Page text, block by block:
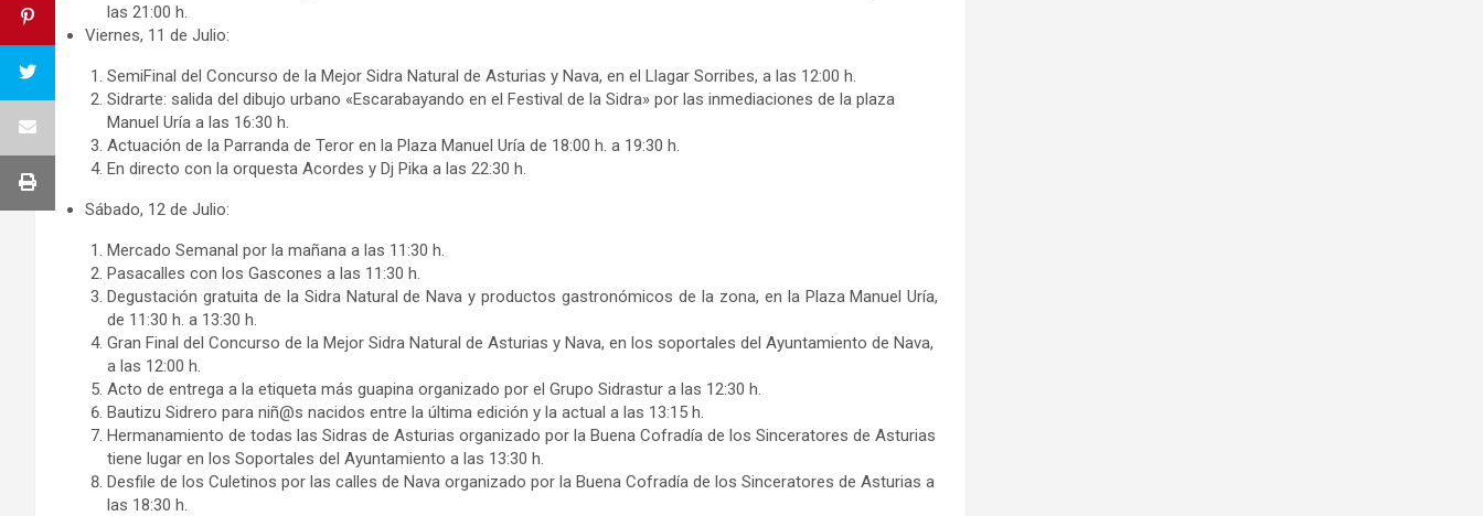
las 21:00 h.
Viernes, 11 de Julio:
SemiFinal del Concurso de la Mejor Sidra Natural de Asturias y Nava, en el Llagar Sorribes, a las 12:00 h.
Sidrarte: salida del dibujo urbano «Escarabayando en el Festival de la Sidra» por las inmediaciones de la plaza
Manuel Uría a las 16:30 h.
Actuación de la Parranda de Teror en la Plaza Manuel Uría de 18:00 h. a 19:30 h.
En directo con la orquesta Acordes y Dj Pika a las 22:30 h.
Sábado, 12 de Julio:
Mercado Semanal por la mañana a las 11:30 h.
Pasacalles con los Gascones a las 11:30 h.
Degustación gratuita de la Sidra Natural de Nava y productos gastronómicos de la zona, en la Plaza Manuel Uría,
de 11:30 h. a 13:30 h.
Gran Final del Concurso de la Mejor Sidra Natural de Asturias y Nava, en los soportales del Ayuntamiento de Nava,
a las 12:00 h.
Acto de entrega a la etiqueta más guapina organizado por el Grupo Sidrastur a las 12:30 h.
Bautizu Sidrero para niñ@s nacidos entre la última edición y la actual a las 13:15 h.
Hermanamiento de todas las Sidras de Asturias organizado por la Buena Cofradía de los Sinceratores de Asturias
tiene lugar en los Soportales del Ayuntamiento a las 13:30 h.
Desfile de los Culetinos por las calles de Nava organizado por la Buena Cofradía de los Sinceratores de Asturias a
las 18:30 h.